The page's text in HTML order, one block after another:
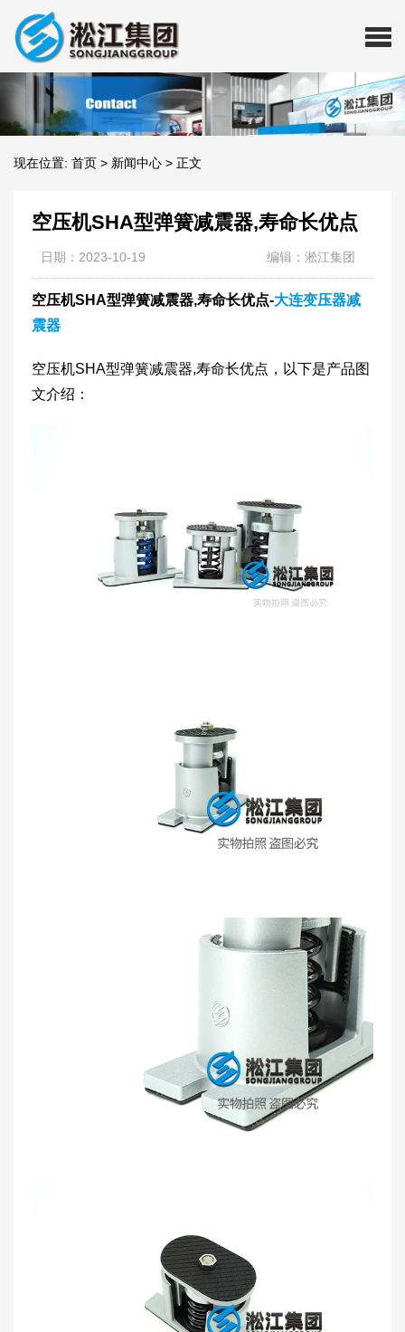
现在位置: 首页 > 新闻中心 > 正文
空压机SHA型弹簧减震器,寿命长优点
日期：2023-10-19 编辑：淞江集团
空压机SHA型弹簧减震器,寿命长优点-大连变压器减
震器
空压机SHA型弹簧减震器,寿命长优点，以下是产品图
文介绍：